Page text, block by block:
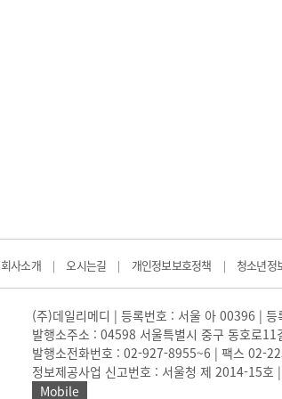
회사소개 | 오시는길 | 개인정보보호정책 | 청소년정
(주)데일리메디 | 등록번호 : 서울 아 00396 |
발행소주소 : 04598 서울특별시 중구 동호로
발행소전화번호 : 02-927-8955~6 | 팩스 02-
정보제공사업 신고번호 : 서울청 제 2014-
Mobile